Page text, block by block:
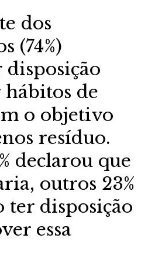
dos
(74%)
de
o objetivo
resíduo.
declarou que
outros 23%
ter disposição
essa